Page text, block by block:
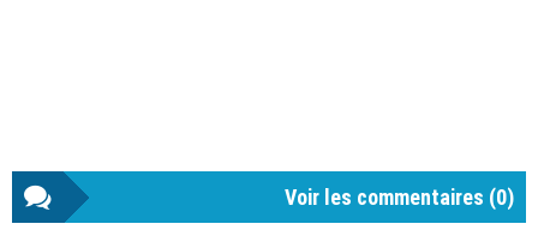
Voir les commentaires (0)